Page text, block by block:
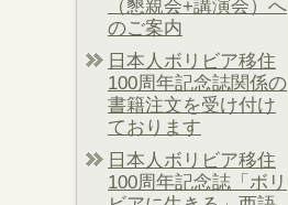
（懇親会+講演会）へ
のご案内
日本人ボリビア移住
100周年記念誌関係の
書籍注文を受け付け
ております
日本人ボリビア移住
100周年記念誌「ボリ